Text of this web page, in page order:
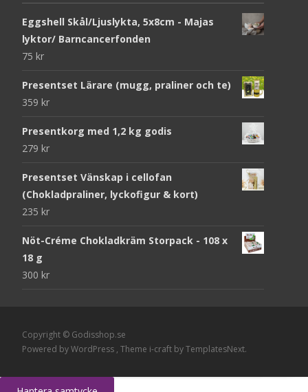
Eggshell Skål/Ljuslykta, 5x8cm - Majas
lyktor/ Barncancerfonden
75 kr
Presentset Lärare (mugg, praliner och te)
359 kr
Presentkorg med 1,2 kg godis
279 kr
Presentset Vänskap i cellofan
(Chokladpraliner, lyckofigur & kort)
235 kr
Nöt-Créme Chokladkräm Storpack - 108 x
18 g
300 kr
Copyright © Godisshop.se
Powered by WordPress , Theme i-craft by TemplatesNext.